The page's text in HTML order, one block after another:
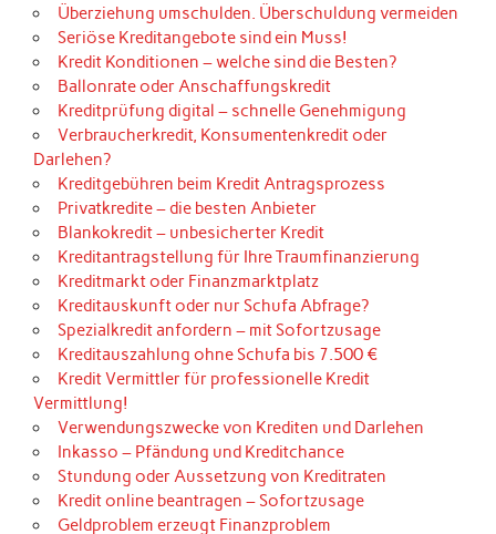
Überziehung umschulden. Überschuldung vermeiden
Seriöse Kreditangebote sind ein Muss!
Kredit Konditionen – welche sind die Besten?
Ballonrate oder Anschaffungskredit
Kreditprüfung digital – schnelle Genehmigung
Verbraucherkredit, Konsumentenkredit oder
Darlehen?
Kreditgebühren beim Kredit Antragsprozess
Privatkredite – die besten Anbieter
Blankokredit – unbesicherter Kredit
Kreditantragstellung für Ihre Traumfinanzierung
Kreditmarkt oder Finanzmarktplatz
Kreditauskunft oder nur Schufa Abfrage?
Spezialkredit anfordern – mit Sofortzusage
Kreditauszahlung ohne Schufa bis 7.500 €
Kredit Vermittler für professionelle Kredit
Vermittlung!
Verwendungszwecke von Krediten und Darlehen
Inkasso – Pfändung und Kreditchance
Stundung oder Aussetzung von Kreditraten
Kredit online beantragen – Sofortzusage
Geldproblem erzeugt Finanzproblem